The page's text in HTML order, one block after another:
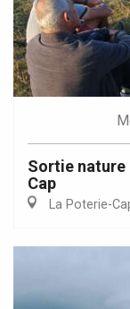
Sortie nature
Cap
La Poterie-